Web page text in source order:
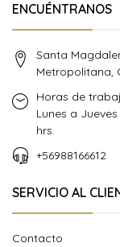
ENCUÉNTRANOS
Santa
Metropolitana,
Horas de
Lunes a
hrs.
+56988166612
SERVICIO AL
Contacto